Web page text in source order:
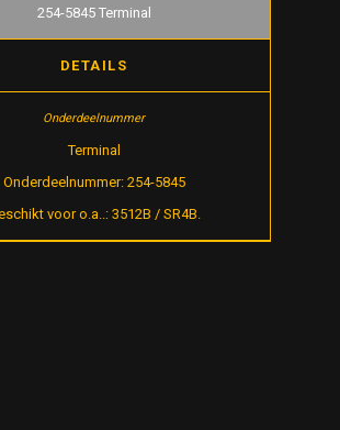
254-5845 Terminal
DETAILS
Terminal
Onderdeelnummer: 254-5845
voor o.a..: 3512B / SR4B.